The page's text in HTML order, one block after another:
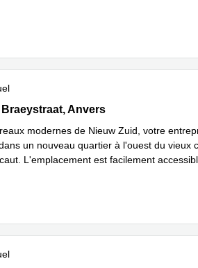
52, Anvers
Anvers
modernes de Nieuw Zuid, votre
un nouveau quartier à l'ouest du vieux
L'emplacement est facilement